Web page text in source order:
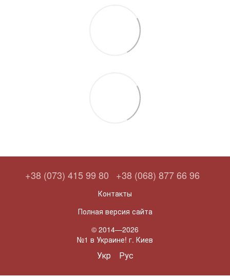
+38 (073) 415 99 80 +38 (068) 877 66 96
Контакты
Полная версия сайта
© 2014—2026
№1 в Украине! г. Киев
Укр Рус